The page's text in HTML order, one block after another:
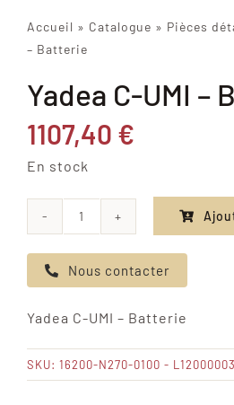
Accueil » Catalogue » Pièces
– Batterie
Yadea C-UMI –
1107,40 €
En stock
de
Yadea
UMI
-
Batterie
Nous contacter
Yadea C-UMI – Batterie
SKU: 16200-N270-0100 -